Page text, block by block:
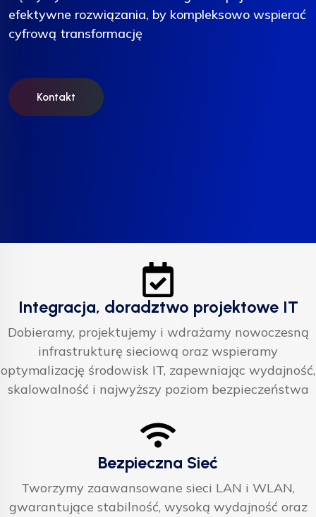
efektywne rozwiązania, by kompleksowo wspierać
cyfrową transformację
Kontakt
efektywne rozwiązania, by kompleksowo wspierać
cyfrową transformację
Kontakt
efektywne rozwiązania, by kompleksowo wspierać
cyfrową transformację
Kontakt
Integracja, doradztwo projektowe IT
Dobieramy, projektujemy i wdrażamy nowoczesną
infrastrukturę sieciową oraz wspieramy
optymalizację środowisk IT, zapewniając wydajność,
skalowalność i najwyższy poziom bezpieczeństwa
Bezpieczna Sieć
Tworzymy zaawansowane sieci LAN i WLAN,
gwarantujące stabilność, wysoką wydajność oraz